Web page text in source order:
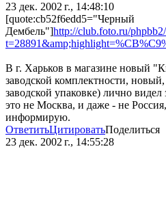
23 дек. 2002 г., 14:48:10
[quote:cb52f6edd5="Черный
Дембель"]http://club.foto.ru/
В г. Харьков в магазине новый
заводской комплектности,
заводской упаковке) лично
это не Москва, и даже - не
информирую.
ОтветитьЦитироватьПоделиться
23 дек. 2002 г., 14:55:28